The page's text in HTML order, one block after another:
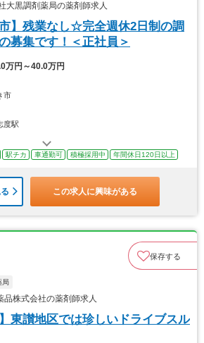
黒調剤薬局の薬剤師求人
】残業なし☆完全週休2日制の調
募集です！＜正社員＞
万円～40.0万円
市
度駅
駅チカ 車通勤可 積極採用中 年間休日120日以上
この求人に興味がある
保存する
局
株式会社の薬剤師求人
東讃地区では珍しいドライブスル